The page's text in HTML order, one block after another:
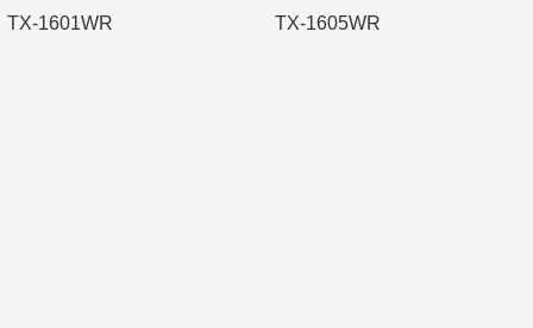
TX-1601WR TX-1605WR